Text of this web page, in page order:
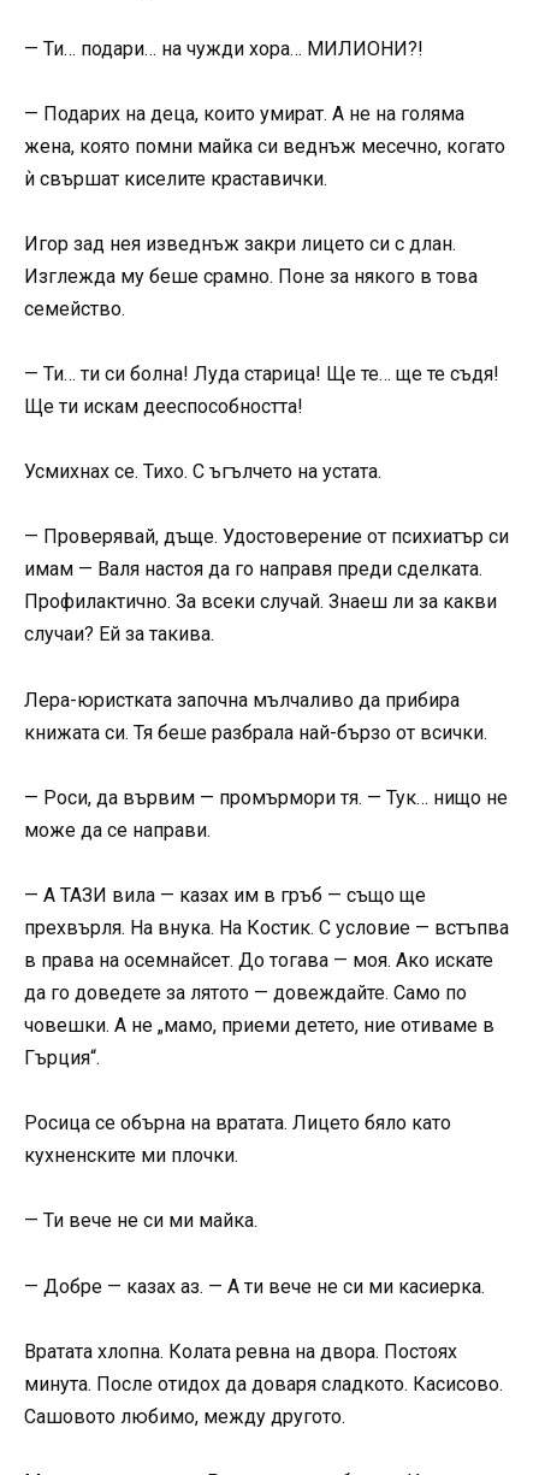
— Ти… подари… на чужди хора… МИЛИОНИ?!
— Подарих на деца, които умират. А не на голяма
жена, която помни майка си веднъж месечно, когато
ѝ свършат киселите краставички.
Игор зад нея изведнъж закри лицето си с длан.
Изглежда му беше срамно. Поне за някого в това
семейство.
— Ти… ти си болна! Луда старица! Ще те… ще те съдя!
Ще ти искам дееспособността!
Усмихнах се. Тихо. С ъгълчето на устата.
— Проверявай, дъще. Удостоверение от психиатър си
имам — Валя настоя да го направя преди сделката.
Профилактично. За всеки случай. Знаеш ли за какви
случаи? Ей за такива.
Лера-юристката започна мълчаливо да прибира
книжата си. Тя беше разбрала най-бързо от всички.
— Роси, да вървим — промърмори тя. — Тук… нищо не
може да се направи.
— А ТАЗИ вила — казах им в гръб — също ще
прехвърля. На внука. На Костик. С условие — встъпва
в права на осемнайсет. До тогава — моя. Ако искате
да го доведете за лятото — довеждайте. Само по
човешки. А не „мамо, приеми детето, ние отиваме в
Гърция“.
Росица се обърна на вратата. Лицето бяло като
кухненските ми плочки.
— Ти вече не си ми майка.
— Добре — казах аз. — А ти вече не си ми касиерка.
Вратата хлопна. Колата ревна на двора. Постоях
минута. После отидох да доваря сладкото. Касисово.
Сашовото любимо, между другото.